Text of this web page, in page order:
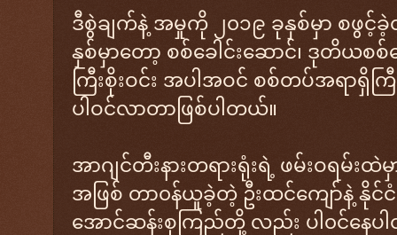
ဒီစွဲချက်နဲ့ အမှုကို ၂၀၁၉ ခုနှစ်မှာ စဖွင့်ခဲ့
နှစ်မှာတော့ စစ်ခေါင်းဆောင်၊ ဒုတိယစ
ကြီးစိုးဝင်း အပါအဝင် စစ်တပ်အရာရှိက
ပါဝင်လာတာဖြစ်ပါတယ်။
အာဂျင်တီးနားတရားရုံးရဲ့ ဖမ်းဝရမ်း
အဖြစ် တာ၀န်ယူခဲ့တဲ့ ဦးထင်ကျော်နဲ့ နိုင်
အောင်ဆန်းစုကြည်တို့ လည်း ပါ၀င်နေပ